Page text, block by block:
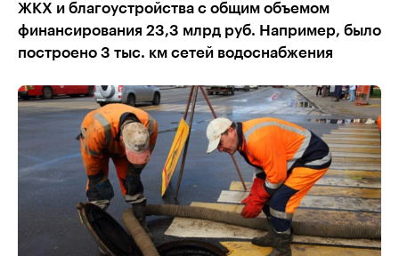
ЖКХ и благоустройства с общим объемом
финансирования 23,3 млрд руб. Например, было
построено 3 тыс. км сетей водоснабжения